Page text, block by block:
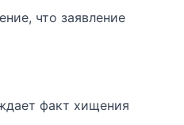
что заявление
факт хищения